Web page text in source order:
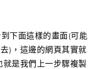
下面這樣的畫面(可能
)，這邊的網頁其實就
是我們上一步驟複製